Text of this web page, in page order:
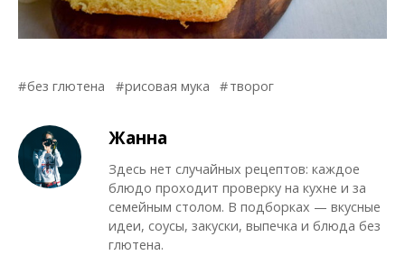
без глютена рисовая мука творог
Жанна
Здесь нет случайных рецептов: каждое
блюдо проходит проверку на кухне и за
семейным столом. В подборках — вкусные
идеи, соусы, закуски, выпечка и блюда без
глютена.